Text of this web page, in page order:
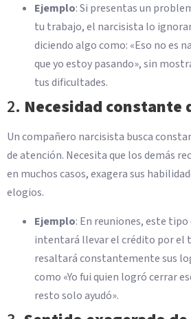
Ejemplo: Si presentas un
tu trabajo, el narcisista lo
diciendo algo como: «Eso no es
que yo estoy pasando», sin
tus dificultades.
2. Necesidad constante
Un compañero narcisista busca
de atención. Necesita que los demás
en muchos casos, exagera sus
elogios.
Ejemplo: En reuniones, este
intentará llevar el crédito por el
resaltará constantemente sus
como «Yo fui quien logró cerrar
resto solo ayudó».